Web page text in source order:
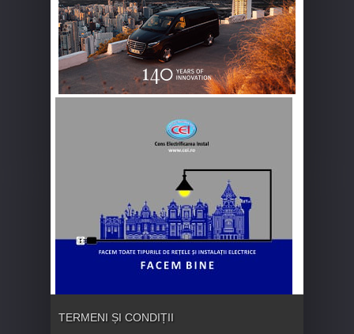
TERMENI ȘI CONDIȚII